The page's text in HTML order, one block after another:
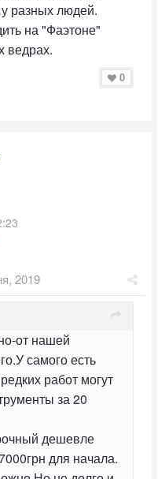
разных людей.
на "Фаэтоне"
ведрах.
0
2019
от нашей
самого есть
работ могут
за 20
дешевле
для начала.